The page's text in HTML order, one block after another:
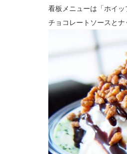
看板メニューは「ホイッ
チョコレートソースとナ